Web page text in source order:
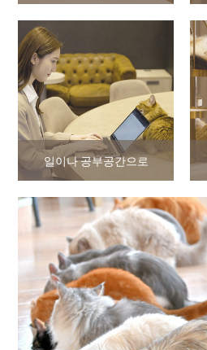
일이나 공부공간으로